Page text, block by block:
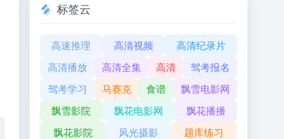
标签云
高速推理 高清视频
高清纪录片
高清播放
高清全集 高清
驾考报名
驾考学习
马赛克 食谱
飘雪电影网
飘雪影院
飘花电影网
飘花播播
飘花影院
风光摄影
题库练习